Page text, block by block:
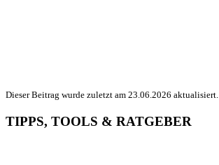
Dieser Beitrag wurde zuletzt am 23.06.2026 aktualisiert.
TIPPS, TOOLS & RATGEBER